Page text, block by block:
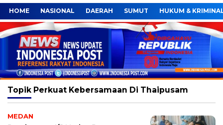
HOME NASIONAL DAERAH SUMUT HUKUM &
Topik Perkuat Kebersamaan Di Thaipusam
MEDAN